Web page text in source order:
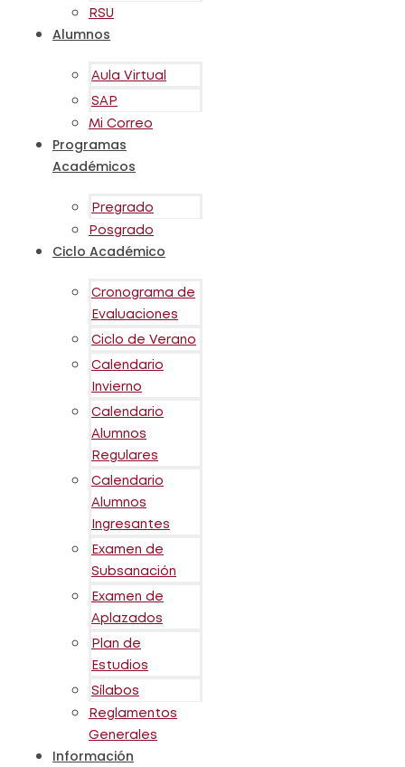
RSU
Alumnos
Aula Virtual
SAP
Mi Correo
Programas
Académicos
Pregrado
Posgrado
Ciclo Académico
Cronograma de
Evaluaciones
Ciclo de Verano
Calendario
Invierno
Calendario
Alumnos
Regulares
Calendario
Alumnos
Ingresantes
Examen de
Subsanación
Examen de
Aplazados
Plan de
Estudios
Sílabos
Reglamentos
Generales
Información